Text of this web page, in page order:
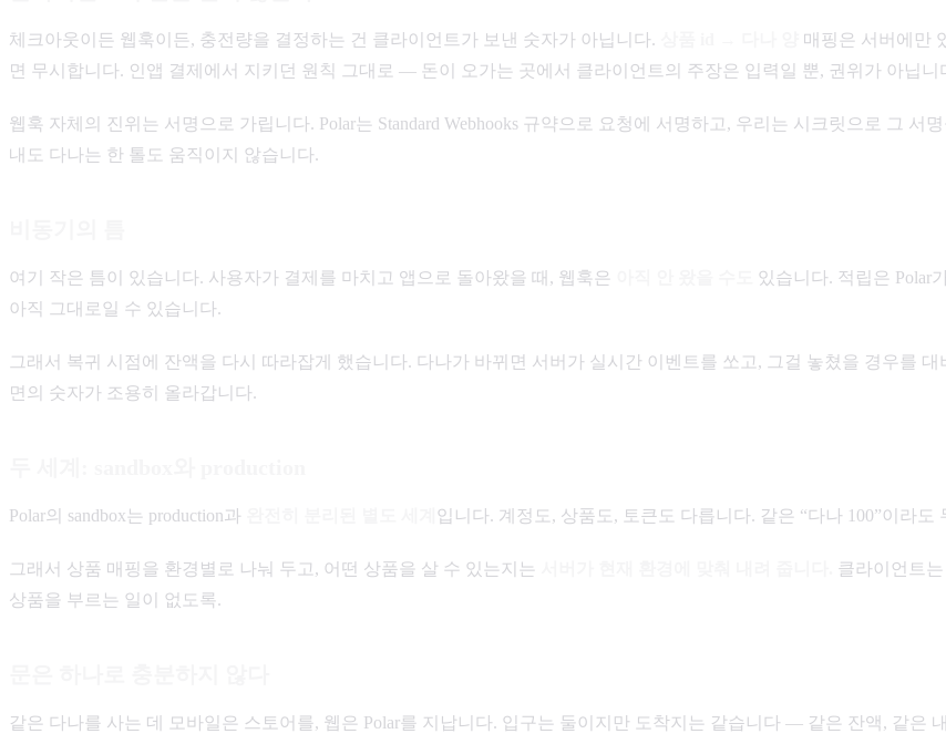
체크아웃이든 웹훅이든, 충전량을 결정하는 건 클라이언트가 보낸 숫자가 아닙니다.
매핑은 서버에만
면 무시합니다. 인앱 결제에서 지키던 원칙 그대로 — 돈이 오가는 곳에서 클라이언트의 주장은 입력일 뿐, 권위가 아닙니
웹훅 자체의 진위는 서명으로 가립니다. Polar는 Standard Webhooks 규약으로 요청에 서명하고, 우리는 시크릿으로 그
내도 다나는 한 톨도 움직이지 않습니다.
여기 작은 틈이 있습니다. 사용자가 결제를 마치고 앱으로 돌아왔을 때, 웹훅은
있습니다. 적립은 Polar
아직 그대로일 수 있습니다.
그래서 복귀 시점에 잔액을 다시 따라잡게 했습니다. 다나가 바뀌면 서버가 실시간 이벤트를 쏘고, 그걸 놓쳤을 경우를
면의 숫자가 조용히 올라갑니다.
Polar의 sandbox는 production과 입니다. 계정도, 상품도, 토큰도 다릅니다. 같은 “다나 100”이라도
그래서 상품 매핑을 환경별로 나눠 두고, 어떤 상품을 살 수 있는지는
클라이언트
상품을 부르는 일이 없도록.
같은 다나를 사는 데 모바일은 스토어를, 웹은 Polar를 지납니다. 입구는 둘이지만 도착지는 같습니다 — 같은 잔액, 같은